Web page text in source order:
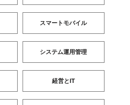
スマートモバイル
システム運用管理
経営とIT